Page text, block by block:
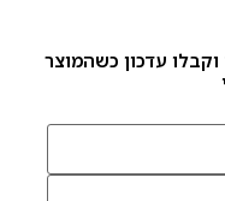
עדכון כשהמוצר